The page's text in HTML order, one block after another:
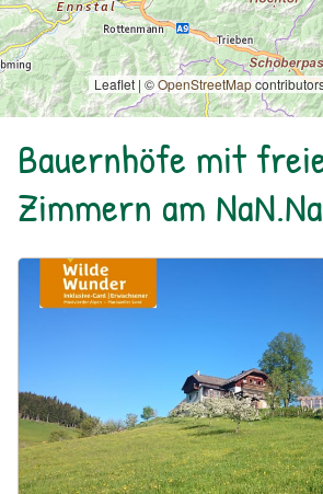
Leaflet | ©OpenStreetMap
Bauernhöfe mit
Zimmern am
Urlaub am Bauernhof: Bio Bauernhof